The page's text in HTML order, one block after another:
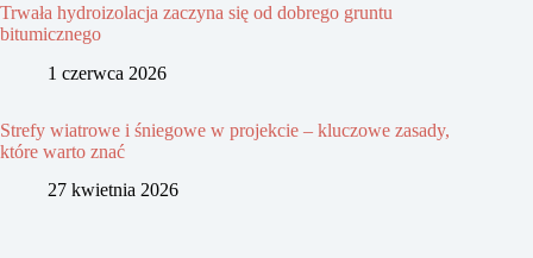
Trwała hydroizolacja zaczyna się od dobrego gruntu
bitumicznego
1 czerwca 2026
Strefy wiatrowe i śniegowe w projekcie – kluczowe zasady,
które warto znać
27 kwietnia 2026